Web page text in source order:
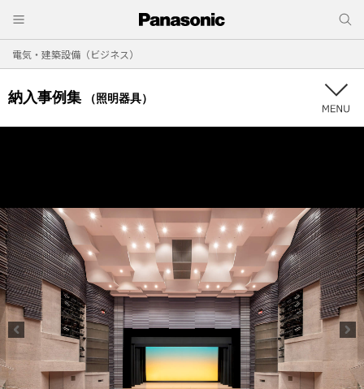
電気・建築設備（ビジネス）
納入事例集 （照明器具）